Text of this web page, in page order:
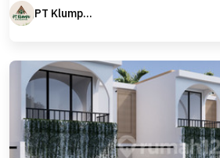
PT Klumpu Kita Sejahtera